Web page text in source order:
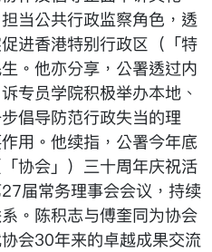
当公共行政监察角色，透
进香港特别行政区（「特
。他亦分享，公署透过内
专员学院积极举办本地、
倡导防范行政失当的理
用。他续指，公署今年底
协会」）三十周年庆祝活
届常务理事会会议，持续
。陈积志与傅奎同为协会
会30年来的卓越成果交流